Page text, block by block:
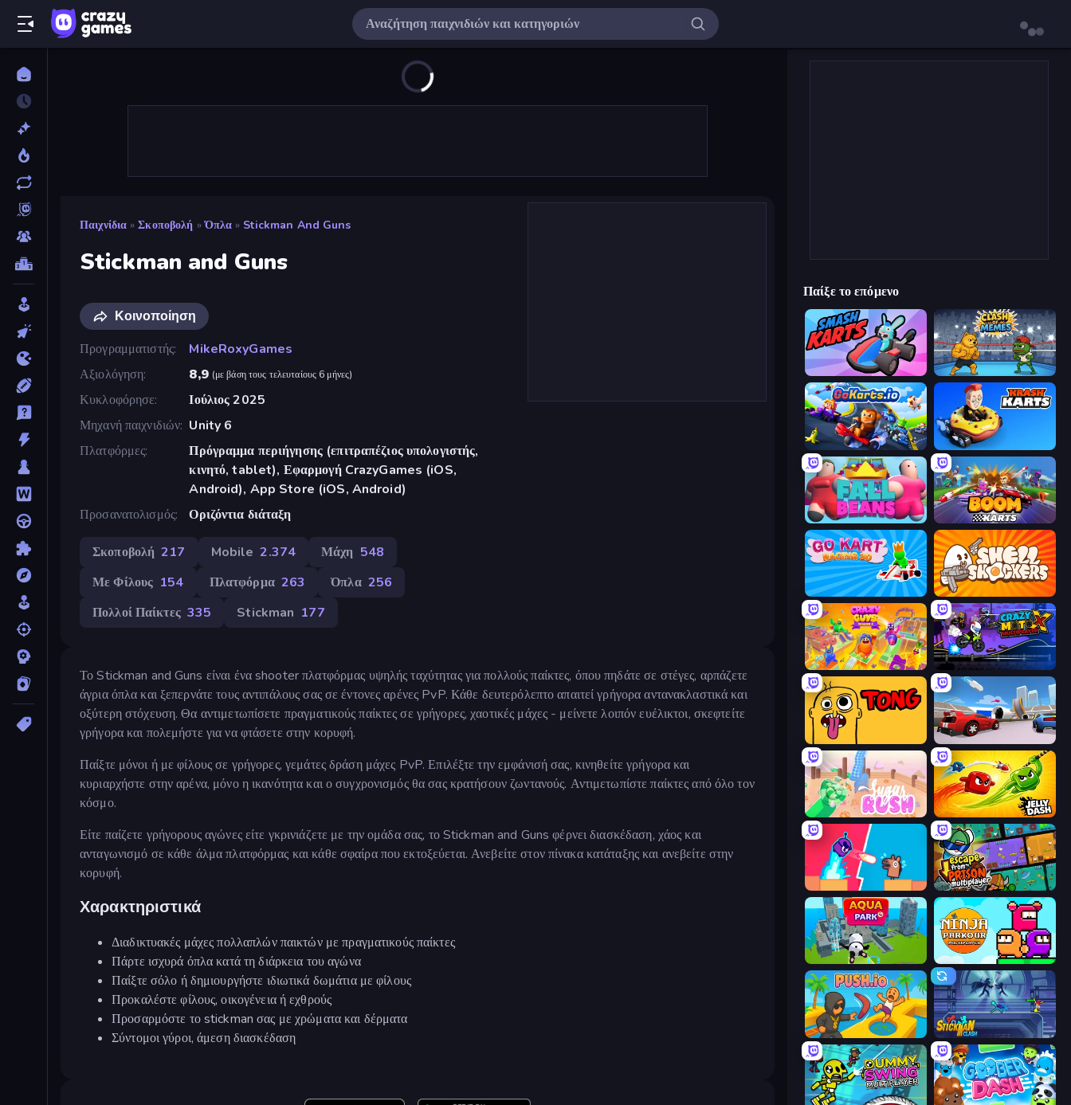
Παιχνίδια » Σκοποβολή » Όπλα » Stickman And Guns
Stickman and Guns
Κοινοποίηση
Προγραμματιστής
MikeRoxyGames
Αξιολόγηση
8,9 (με βάση τους τελευταίους 6 μήνες)
Κυκλοφόρησε
Ιούλιος 2025
Μηχανή παιχνιδιών Unity 6
Πλατφόρμες
Πρόγραμμα περιήγησης (επιτραπέζιος υπολογιστής,
κινητό, tablet), Εφαρμογή CrazyGames (iOS,
Android), App Store (iOS, Android)
Προσανατολισμός
Οριζόντια διάταξη
Σκοποβολή 217 Mobile 2.374 Μάχη 548
Με Φίλους 154 Πλατφόρμα 263 Όπλα 256
Πολλοί Παίκτες 335 Stickman 177
Το Stickman and Guns είναι ένα shooter πλατφόρμας υψηλής ταχύτητας για πολλούς παίκτες, όπου πηδάτε σε στέγες, αρπάζετε
άγρια όπλα και ξεπερνάτε τους αντιπάλους σας σε έντονες αρένες PvP. Κάθε δευτερόλεπτο απαιτεί γρήγορα αντανακλαστικά και
οξύτερη στόχευση. Θα αντιμετωπίσετε πραγματικούς παίκτες σε γρήγορες, χαοτικές μάχες - μείνετε λοιπόν ευέλικτοι, σκεφτείτε
γρήγορα και πολεμήστε για να φτάσετε στην κορυφή.
Παίξτε μόνοι ή με φίλους σε γρήγορες, γεμάτες δράση μάχες PvP. Επιλέξτε την εμφάνισή σας, κινηθείτε γρήγορα και
κυριαρχήστε στην αρένα, μόνο η ικανότητα και ο συγχρονισμός θα σας κρατήσουν ζωντανούς. Αντιμετωπίστε παίκτες από όλο τον
κόσμο.
Είτε παίζετε γρήγορους αγώνες είτε γκρινιάζετε με την ομάδα σας, το Stickman and Guns φέρνει διασκέδαση, χάος και
ανταγωνισμό σε κάθε άλμα πλατφόρμας και κάθε σφαίρα που εκτοξεύεται. Ανεβείτε στον πίνακα κατάταξης και ανεβείτε στην
κορυφή.
Χαρακτηριστικά
Διαδικτυακές μάχες πολλαπλών παικτών με πραγματικούς παίκτες
Πάρτε ισχυρά όπλα κατά τη διάρκεια του αγώνα
Παίξτε σόλο ή δημιουργήστε ιδιωτικά δωμάτια με φίλους
Προκαλέστε φίλους, οικογένεια ή εχθρούς
Προσαρμόστε το stickman σας με χρώματα και δέρματα
Σύντομοι γύροι, άμεση διασκέδαση
Παίξε το επόμενο
Smash Karts Clash of Memes
GoKarts.io Krash Karts
Fall Beans Boom Karts
Go Kart Racing 3D Shell Shockers
Crazy Guys Crazy MotoX Multiplayer
Tong DashCraft.io
Sugar Rush Jelly Dash
Boom Slingers ReBoom Escape From Prison Multiplayer
Aquapark.io Ninja Parkour Multiplayer
Push.io Stickman Clash